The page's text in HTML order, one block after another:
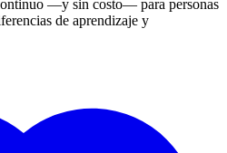
—y sin costo— para personas
de aprendizaje y